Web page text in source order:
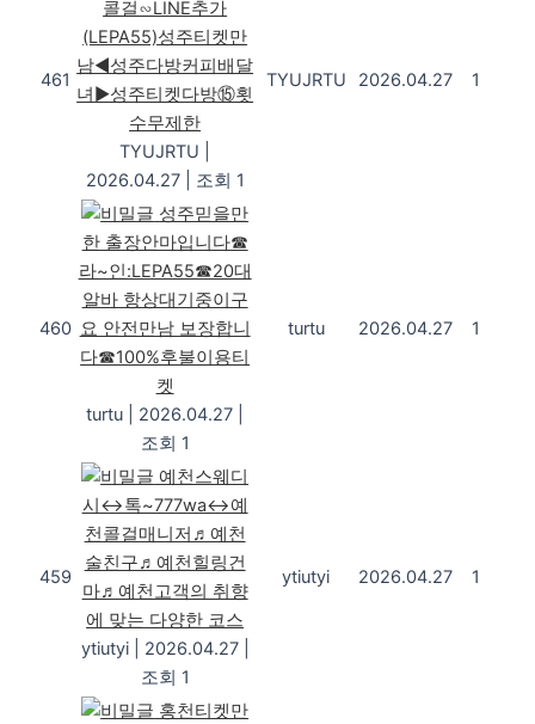
461
콜걸∽LINE추가
(LEPA55)성주티켓만
남◀성주다방커피배달
녀▶성주티켓다방⑮횟
수무제한
TYUJRTU
2026.04.27
조회 1
TYUJRTU 2026.04.27 1
460
성주믿을만
한 출장안마입니다☎
라~인:LEPA55☎20대
알바 항상대기중이구
요 안전만남 보장합니
다☎100%후불이용티
켓
turtu
2026.04.27
조회 1
turtu 2026.04.27 1
459
예천스웨디
시↔톡~777wa↔예
천콜걸매니저♬예천
술친구♬예천힐링건
마♬예천고객의 취향
에 맞는 다양한 코스
ytiutyi
2026.04.27
조회 1
ytiutyi 2026.04.27 1
홍천티켓만